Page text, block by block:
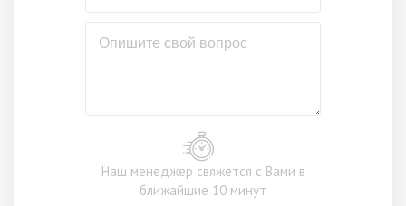
Наш менеджер свяжется с Вами в
ближайшие 10 минут